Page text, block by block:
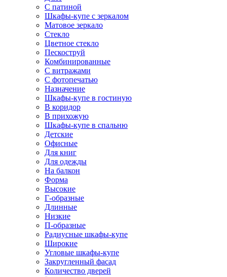
С патиной
Шкафы-купе с зеркалом
Матовое зеркало
Стекло
Цветное стекло
Пескоструй
Комбинированные
С витражами
С фотопечатью
Назначение
Шкафы-купе в гостиную
В коридор
В прихожую
Шкафы-купе в спальню
Детские
Офисные
Для книг
Для одежды
На балкон
Форма
Высокие
Г-образные
Длинные
Низкие
П-образные
Радиусные шкафы-купе
Широкие
Угловые шкафы-купе
Закругленный фасад
Количество дверей